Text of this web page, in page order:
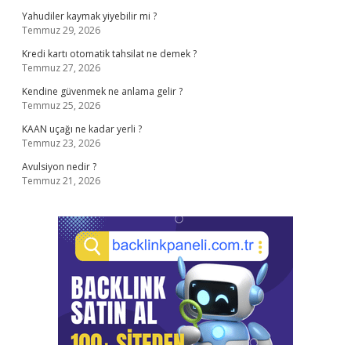
Yahudiler kaymak yiyebilir mi ?
Temmuz 29, 2026
Kredi kartı otomatik tahsilat ne demek ?
Temmuz 27, 2026
Kendine güvenmek ne anlama gelir ?
Temmuz 25, 2026
KAAN uçağı ne kadar yerli ?
Temmuz 23, 2026
Avulsiyon nedir ?
Temmuz 21, 2026